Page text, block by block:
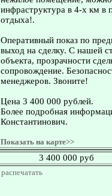
инфраструктура в 4-х км в
отдыха!.
Оперативный показ по
выход на сделку. С нашей
объекта, прозрачности
сопровождение.
менеджеров. Звоните!
Цена 3 400 000 рублей.
Более подробная
Константинович.
Показать на карте>>
3 400 000 руб
распечатать